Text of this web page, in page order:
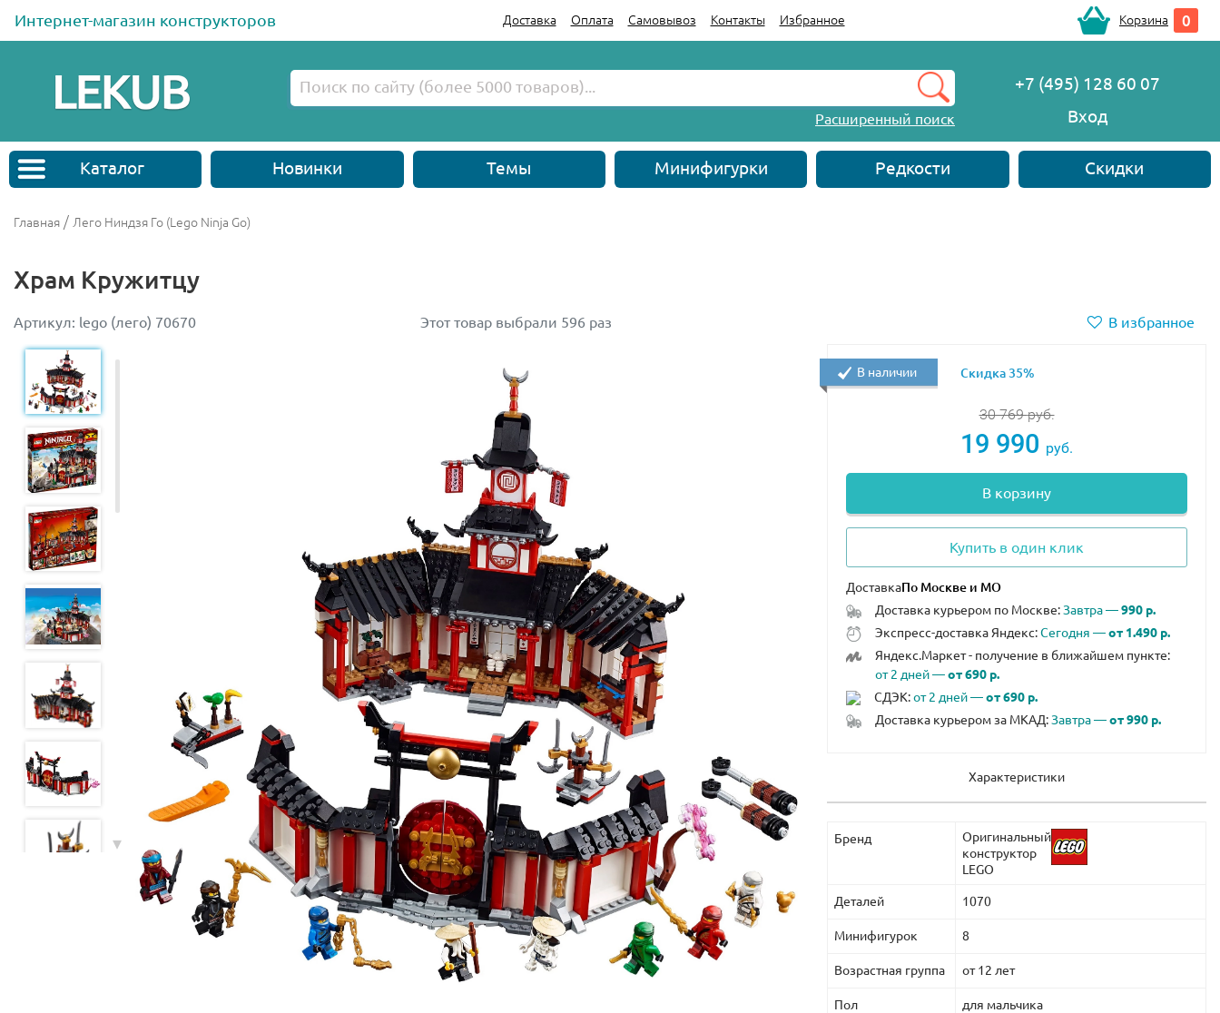
Интернет-магазин конструкторов Доставка Оплата Самовывоз Контакты Избранное Корзина 0
Расширенный поиск
+7 (495) 128 60 07
Вход
Каталог Новинки Темы Минифигурки Редкости Скидки
Главная / Лего Ниндзя Го (Lego Ninja Go)
Храм Кружитцу
Артикул: lego (лего) 70670 Этот товар выбрали 596 раз В избранное
30 769руб.
19 990 руб.
В корзину
Купить в один клик
Доставка
Доставка курьером по Москве:Завтра —990 р.
Экспресс-доставка Яндекс:Сегодня —от 1.490 р.
Яндекс.Маркет - получение в ближайшем пункте:
от 2 дней —от 690 р.
СДЭК:от 2 дней —от 690 р.
Доставка курьером за МКАД:Завтра —от 990 р.
В наличии Скидка 35%
Характеристики
Бренд
Оригинальный
конструктор
LEGO
Деталей 1070
Минифигурок 8
Возрастная группа от 12 лет
Пол для мальчика